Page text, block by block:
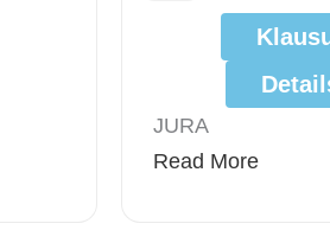
JURA
Read More